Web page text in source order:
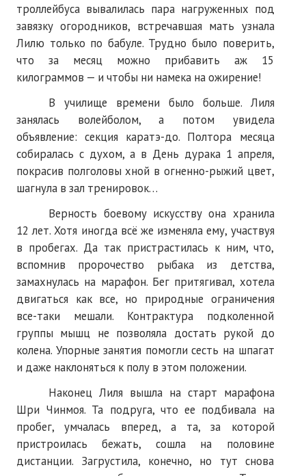
КОНТАКТЫ
ТЕКУЩИЙ №
троллейбуса вывалилась пара нагруженных под
завязку огородников, встречавшая мать узнала
Лилю только по бабуле. Трудно было поверить,
что за месяц можно прибавить аж 15
килограммов — и чтобы ни намека на ожирение!
В училище времени было больше. Лиля
занялась волейболом, а потом увидела
объявление: секция каратэ-до. Полтора месяца
собиралась с духом, а в День дурака 1 апреля,
покрасив полголовы хной в огненно-рыжий цвет,
шагнула в зал тренировок…
Верность боевому искусству она хранила
12 лет. Хотя иногда всё же изменяла ему, участвуя
в пробегах. Да так пристрастилась к ним, что,
вспомнив пророчество рыбака из детства,
замахнулась на марафон. Бег притягивал, хотела
двигаться как все, но природные ограничения
все-таки мешали. Контрактура подколенной
группы мышц не позволяла достать рукой до
колена. Упорные занятия помогли сесть на шпагат
и даже наклоняться к полу в этом положении.
Наконец Лиля вышла на старт марафона
Шри Чинмоя. Та подруга, что ее подбивала на
пробег, умчалась вперед, а та, за которой
пристроилась бежать, сошла на половине
дистанции. Загрустила, конечно, но тут снова